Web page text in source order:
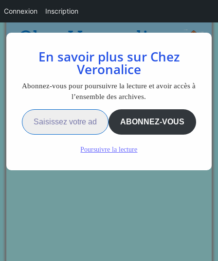
En savoir plus sur Chez
Veronalice
Abonnez-vous pour poursuivre la lecture et avoir accès à
l’ensemble des archives.
Saisissez votre adresse e-mail…
ABONNEZ-VOUS
Poursuivre la lecture
Connexion Inscription